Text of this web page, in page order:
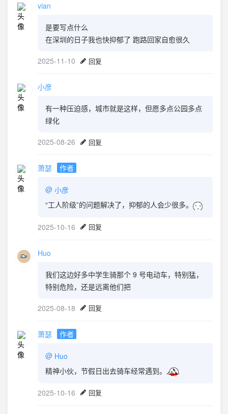
vian
是要写点什么
在深圳的日子我也快抑郁了 跑路回家自愈很久
2025-11-10 回复
小彦
有一种压迫感，城市就是这样，但愿多点公园多点
绿化
2025-08-26 回复
萧瑟 作者
@ 小彦
“工人阶级”的问题解决了，抑郁的人会少很多。
2025-10-16 回复
Huo
我们这边好多中学生骑那个 9 号电动车，特别猛，
特别危险，还是远离他们把
2025-08-18 回复
萧瑟 作者
@ Huo
精神小伙，节假日出去骑车经常遇到。
2025-10-16 回复